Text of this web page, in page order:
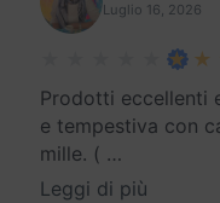
Luglio 16, 2026
Prodotti eccellenti
e tempestiva con
mille. ( …
Leggi di più